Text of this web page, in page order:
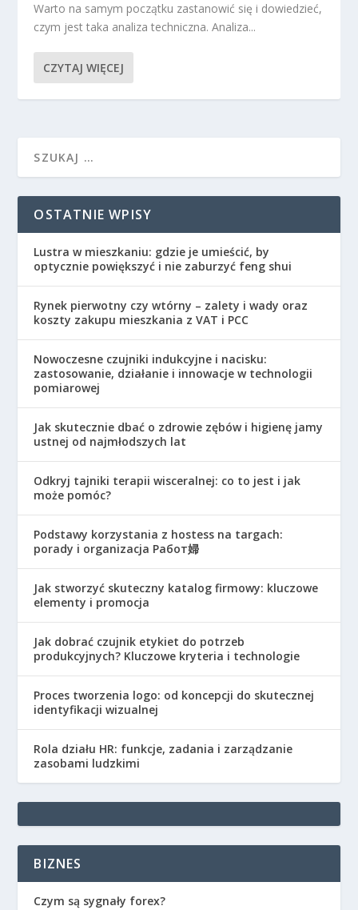
Warto na samym początku zastanowić się i dowiedzieć,
czym jest taka analiza techniczna. Analiza...
CZYTAJ WIĘCEJ
OSTATNIE WPISY
Lustra w mieszkaniu: gdzie je umieścić, by
optycznie powiększyć i nie zaburzyć feng shui
Rynek pierwotny czy wtórny – zalety i wady oraz
koszty zakupu mieszkania z VAT i PCC
Nowoczesne czujniki indukcyjne i nacisku:
zastosowanie, działanie i innowacje w technologii
pomiarowej
Jak skutecznie dbać o zdrowie zębów i higienę jamy
ustnej od najmłodszych lat
Odkryj tajniki terapii wisceralnej: co to jest i jak
może pomóc?
Podstawy korzystania z hostess na targach:
porady i organizacja Работ婦
Jak stworzyć skuteczny katalog firmowy: kluczowe
elementy i promocja
Jak dobrać czujnik etykiet do potrzeb
produkcyjnych? Kluczowe kryteria i technologie
Proces tworzenia logo: od koncepcji do skutecznej
identyfikacji wizualnej
Rola działu HR: funkcje, zadania i zarządzanie
zasobami ludzkimi
BIZNES
Czym są sygnały forex?